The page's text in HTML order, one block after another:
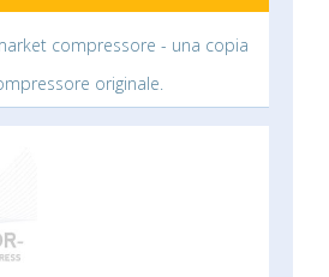
compressore - una copia
originale.